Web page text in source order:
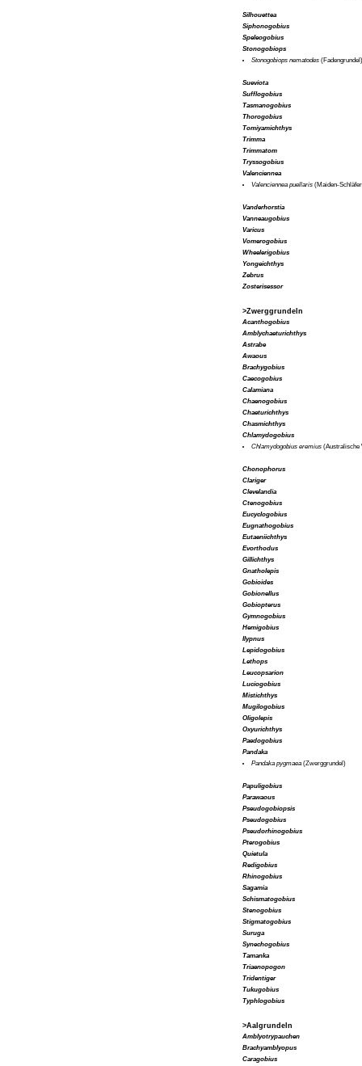
Silhouettea
Siphonogobius
Speleogobius
Stonogobiops
Stonogobiops nematodes (Fadengrundel)
Sueviota
Sufflogobius
Tasmanogobius
Thorogobius
Tomiyamichthys
Trimma
Trimmatom
Tryssogobius
Valenciennea
Valenciennea puellaris (Maiden-
Vanderhorstia
Vanneaugobius
Varicus
Vomerogobius
Wheelerigobius
Yongeichthys
Zebrus
Zosterisessor
>Zwerggrundeln
Acanthogobius
Amblychaeturichthys
Astrabe
Awaous
Brachygobius
Caecogobius
Calamiana
Chaenogobius
Chaeturichthys
Chasmichthys
Chlamydogobius
Chlamydogobius eremius (Australische
Chonophorus
Clariger
Clevelandia
Ctenogobius
Eucyclogobius
Eugnathogobius
Eutaeniichthys
Evorthodus
Gillichthys
Gnatholepis
Gobioides
Gobionellus
Gobiopterus
Gymnogobius
Hemigobius
Ilypnus
Lepidogobius
Lethops
Leucopsarion
Luciogobius
Mistichthys
Mugilogobius
Oligolepis
Oxyurichthys
Paedogobius
Pandaka
Pandaka pygmaea (Zwerggrundel)
Papuligobius
Parawaous
Pseudogobiopsis
Pseudogobius
Pseudorhinogobius
Pterogobius
Quietula
Redigobius
Rhinogobius
Sagamia
Schismatogobius
Stenogobius
Stigmatogobius
Suruga
Synechogobius
Tamanka
Triaenopogon
Tridentiger
Tukugobius
Typhlogobius
>Aalgrundeln
Amblyotrypauchen
Brachyamblyopus
Caragobius